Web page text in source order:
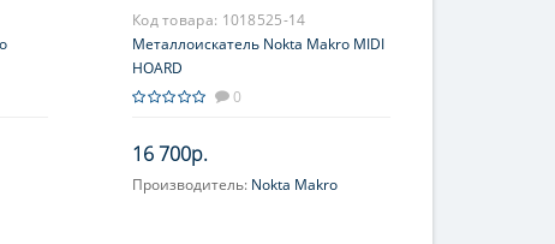
Код товара: 1018525-14
Металлоискатель Nokta Makro MIDI
HOARD
0
16 700р.
Производитель: Nokta Makro